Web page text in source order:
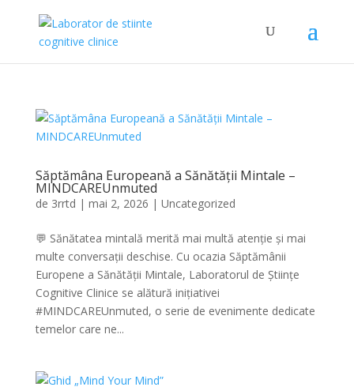
Săptămâna Europeană a Sănătății Mintale –
MINDCAREUnmuted
de 3rrtd | mai 2, 2026 | Uncategorized
💬 Sănătatea mintală merită mai multă atenție și mai
multe conversații deschise. Cu ocazia Săptămânii
Europene a Sănătății Mintale, Laboratorul de Științe
Cognitive Clinice se alătură inițiativei
#MINDCAREUnmuted, o serie de evenimente dedicate
temelor care ne...